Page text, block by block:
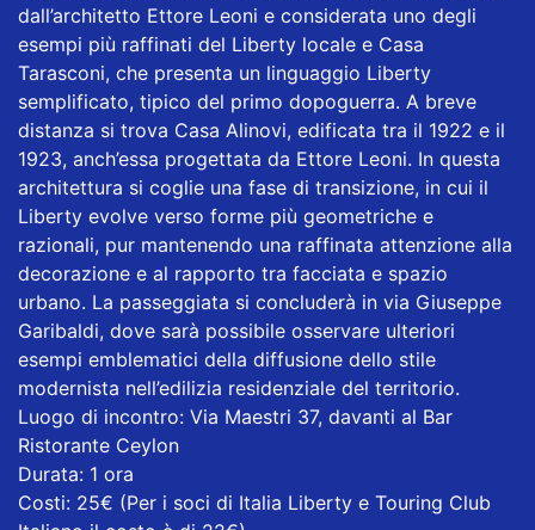
dall’architetto Ettore Leoni e considerata uno degli
esempi più raffinati del Liberty locale e Casa
Tarasconi, che presenta un linguaggio Liberty
semplificato, tipico del primo dopoguerra. A breve
distanza si trova Casa Alinovi, edificata tra il 1922 e il
1923, anch’essa progettata da Ettore Leoni. In questa
architettura si coglie una fase di transizione, in cui il
Liberty evolve verso forme più geometriche e
razionali, pur mantenendo una raffinata attenzione alla
decorazione e al rapporto tra facciata e spazio
urbano. La passeggiata si concluderà in via Giuseppe
Garibaldi, dove sarà possibile osservare ulteriori
esempi emblematici della diffusione dello stile
modernista nell’edilizia residenziale del territorio.
Luogo di incontro: Via Maestri 37, davanti al Bar
Ristorante Ceylon
Durata: 1 ora
Costi: 25€ (Per i soci di Italia Liberty e Touring Club